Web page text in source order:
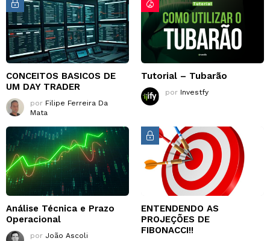
CONCEITOS BASICOS DE
UM DAY TRADER
por Filipe Ferreira Da
Mata
Tutorial – Tubarão
por Investfy
Análise Técnica e Prazo
Operacional
por João Ascoli
ENTENDENDO AS
PROJEÇÕES DE
FIBONACCI!!